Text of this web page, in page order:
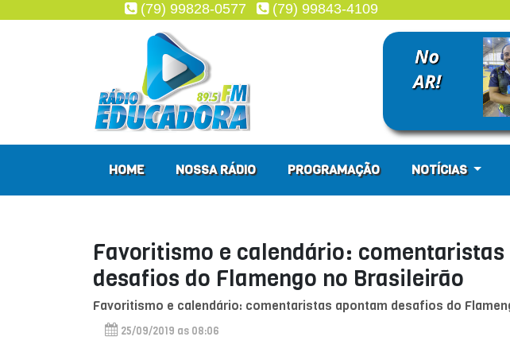
(79) 99828-0577 (79) 99843-4109
HOME NOSSA RÁDIO PROGRAMAÇÃO NOTÍCIAS
Favoritismo e calendário:
desafios do Flamengo no Brasileirão
Favoritismo e calendário: comentaristas apontam desafios do
25/09/2019 as 08:06